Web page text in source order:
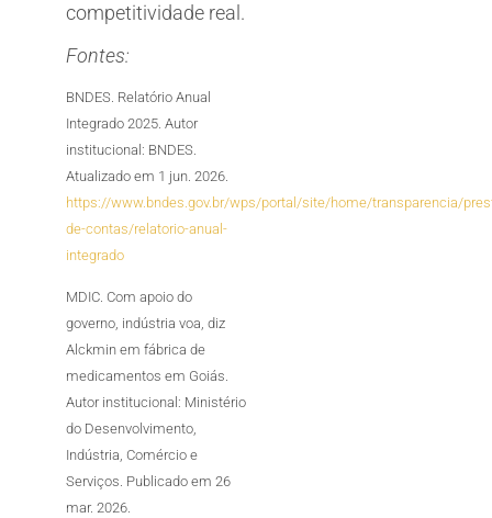
competitividade real.
Fontes:
BNDES. Relatório Anual
Integrado 2025. Autor
institucional: BNDES.
Atualizado em 1 jun. 2026.
https://www.bndes.gov.br/wps/portal/site/home/transparencia/
de-contas/relatorio-anual-
integrado
MDIC. Com apoio do
governo, indústria voa, diz
Alckmin em fábrica de
medicamentos em Goiás.
Autor institucional: Ministério
do Desenvolvimento,
Indústria, Comércio e
Serviços. Publicado em 26
mar. 2026.